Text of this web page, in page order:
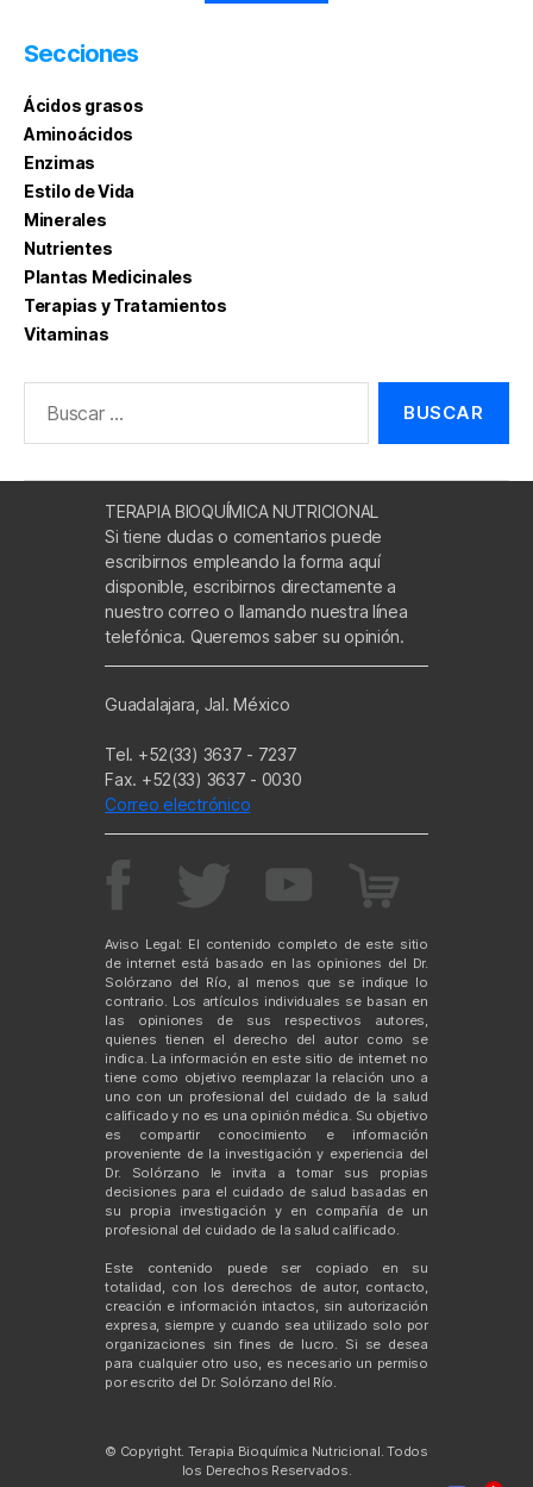
Secciones
Ácidos grasos
Aminoácidos
Enzimas
Estilo de Vida
Minerales
Nutrientes
Plantas Medicinales
Terapias y Tratamientos
Vitaminas
TERAPIA BIOQUÍMICA NUTRICIONAL
Si tiene dudas o comentarios puede
escribirnos empleando la forma aquí
disponible, escribirnos directamente a
nuestro correo o llamando nuestra línea
telefónica. Queremos saber su opinión.
Guadalajara, Jal. México
Tel. +52(33) 3637 - 7237
Fax. +52(33) 3637 - 0030
Correo electrónico
Aviso Legal: El contenido completo de este sitio
de internet está basado en las opiniones del Dr.
Solórzano del Río, al menos que se indique lo
contrario. Los artículos individuales se basan en
las opiniones de sus respectivos autores,
quienes tienen el derecho del autor como se
indica. La información en este sitio de internet no
tiene como objetivo reemplazar la relación uno a
uno con un profesional del cuidado de la salud
calificado y no es una opinión médica. Su objetivo
es compartir conocimiento e información
proveniente de la investigación y experiencia del
Dr. Solórzano le invita a tomar sus propias
decisiones para el cuidado de salud basadas en
su propia investigación y en compañía de un
profesional del cuidado de la salud calificado.
Este contenido puede ser copiado en su
totalidad, con los derechos de autor, contacto,
creación e información intactos, sin autorización
expresa, siempre y cuando sea utilizado solo por
organizaciones sin fines de lucro. Si se desea
para cualquier otro uso, es necesario un permiso
por escrito del Dr. Solórzano del Río.
© Copyright. Terapia Bioquímica Nutricional. Todos
los Derechos Reservados.